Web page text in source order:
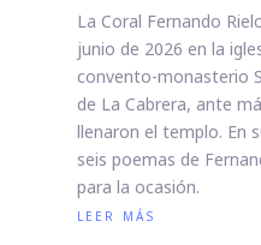
La Coral Fernando
junio de 2026 en la
convento-monasterio
de La Cabrera, ante
llenaron el templo. En
seis poemas de
para la ocasión.
leer más